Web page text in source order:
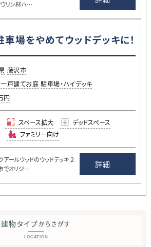
リン材ハ…
場をやめてウッドデッキに！
藤沢市
一戸建てお庭 駐車場・ハイデッキ
円
スペース拡大
デッドスペース
ファミリー向け
ールウッドのウッドデッキ ２
でオリジ…
詳細
建物タイプからさがす
LOCATION